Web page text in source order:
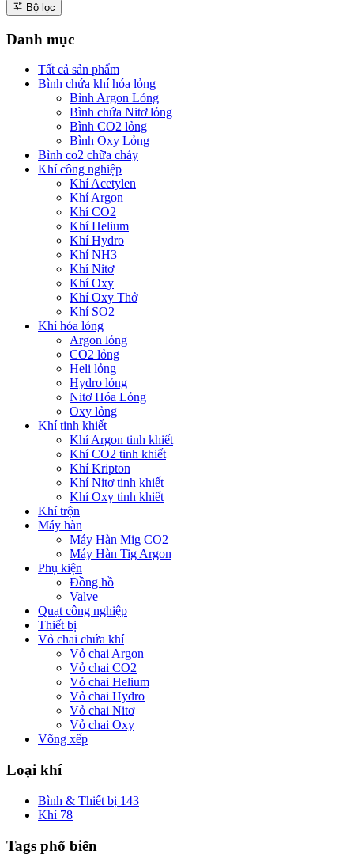
Bộ lọc
Danh mục
Tất cả sản phẩm
Bình chứa khí hóa lỏng
Bình Argon Lỏng
Bình chứa Nitơ lỏng
Bình CO2 lỏng
Bình Oxy Lỏng
Bình co2 chữa cháy
Khí công nghiệp
Khí Acetylen
Khí Argon
Khí CO2
Khí Helium
Khí Hydro
Khí NH3
Khí Nitơ
Khí Oxy
Khí Oxy Thở
Khí SO2
Khí hóa lỏng
Argon lỏng
CO2 lỏng
Heli lỏng
Hydro lỏng
Nitơ Hóa Lỏng
Oxy lỏng
Khí tinh khiết
Khí Argon tinh khiết
Khí CO2 tinh khiết
Khí Kripton
Khí Nitơ tinh khiết
Khí Oxy tinh khiết
Khí trộn
Máy hàn
Máy Hàn Mig CO2
Máy Hàn Tig Argon
Phụ kiện
Đồng hồ
Valve
Quạt công nghiệp
Thiết bị
Vỏ chai chứa khí
Vỏ chai Argon
Vỏ chai CO2
Vỏ chai Helium
Vỏ chai Hydro
Vỏ chai Nitơ
Vỏ chai Oxy
Võng xếp
Loại khí
Bình & Thiết bị 143
Khí 78
Tags phổ biến